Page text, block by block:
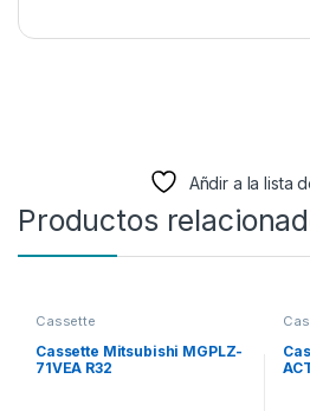
Añdir a la lista
Productos
Cassette
Cassette Mitsubishi MGPLZ-
71VEA R32